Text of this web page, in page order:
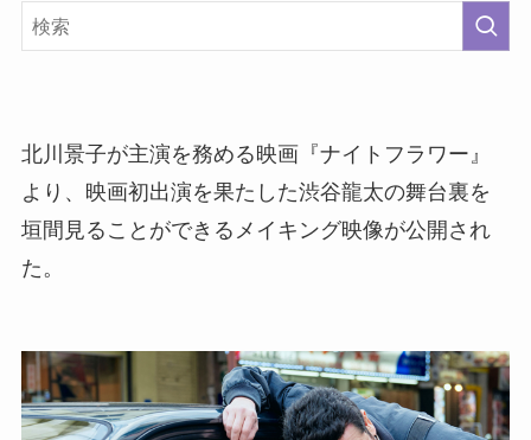
北川景子が主演を務める映画『ナイトフラワー』
より、映画初出演を果たした渋谷龍太の舞台裏を
垣間見ることができるメイキング映像が公開され
た。